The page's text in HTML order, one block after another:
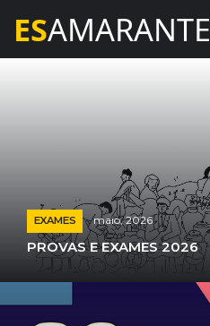
ESAMARANTE
EXAMES maio, 2026
PROVAS E EXAMES 2026